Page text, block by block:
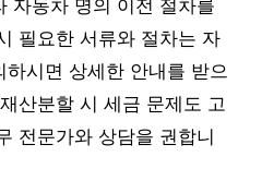
자동차 명의 이전 절차를
필요한 서류와 절차는 자
시면 상세한 안내를 받으
산분할 시 세금 문제도 고
전문가와 상담을 권합니